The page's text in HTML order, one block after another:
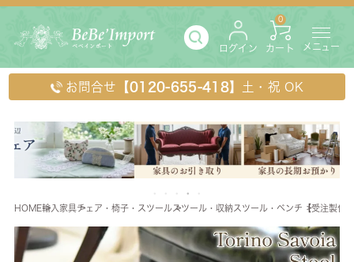
ログイン カート
0
メニュー
お問合せ 【0120-655-418】 土・祝 OK
HOME輸入家具 チェア・椅子・スツールスツール・収納スツール・ベンチ 【受注製作